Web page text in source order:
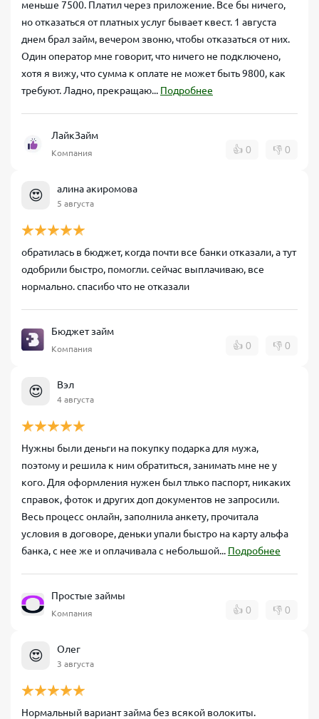
меньше 7500. Платил через приложение. Все бы ничего,
но отказаться от платных услуг бывает квест. 1 августа
днем брал займ, вечером звоню, чтобы отказаться от них.
Один оператор мне говорит, что ничего не подключено,
хотя я вижу, что сумма к оплате не может быть 9800, как
требуют. Ладно, прекращаю... Подробнее
ЛайкЗайм
Компания 👍 0 👎 0
😍 алина акиромова
5 августа
обратилась в бюджет, когда почти все банки отказали, а тут
одобрили быстро, помогли. сейчас выплачиваю, все
нормально. спасибо что не отказали
Бюджет займ
Компания 👍 0 👎 0
😍 Вэл
4 августа
Нужны были деньги на покупку подарка для мужа,
поэтому и решила к ним обратиться, занимать мне не у
кого. Для оформления нужен был тлько паспорт, никаких
справок, фоток и других доп документов не запросили.
Весь процесс онлайн, заполнила анкету, прочитала
условия в договоре, деньки упали быстро на карту альфа
банка, с нее же и оплачивала с небольшой... Подробнее
Простые займы
Компания 👍 0 👎 0
😍 Олег
3 августа
Нормальный вариант займа без всякой волокиты.